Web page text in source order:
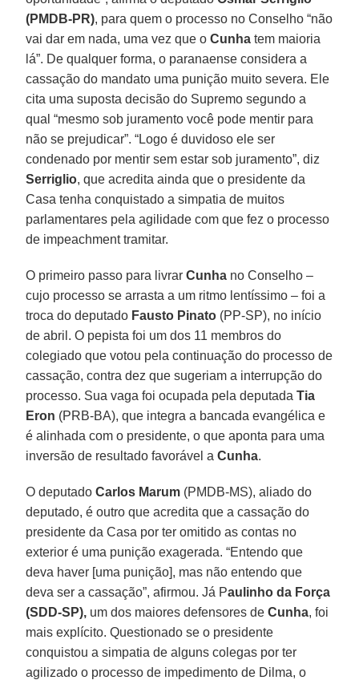
(PMDB-PR), para quem o processo no Conselho “não
vai dar em nada, uma vez que oCunha tem maioria
lá”. De qualquer forma, o paranaense considera a
cassação do mandato uma punição muito severa. Ele
cita uma suposta decisão do Supremo segundo a
qual “mesmo sob juramento você pode mentir para
não se prejudicar”. “Logo é duvidoso ele ser
condenado por mentir sem estar sob juramento”, diz
Serriglio, que acredita ainda que o presidente da
Casa tenha conquistado a simpatia de muitos
parlamentares pela agilidade com que fez o processo
de impeachment tramitar.
O primeiro passo para livrarCunha no Conselho –
cujo processo se arrasta a um ritmo lentíssimo – foi a
troca do deputado Fausto Pinato (PP-SP), no início
de abril. O pepista foi um dos 11 membros do
colegiado que votou pela continuação do processo de
cassação, contra dez que sugeriam a interrupção do
processo. Sua vaga foi ocupada pela deputadaTia
Eron (PRB-BA), que integra a bancada evangélica e
é alinhada com o presidente, o que aponta para uma
inversão de resultado favorável aCunha.
O deputadoCarlos Marum (PMDB-MS), aliado do
deputado, é outro que acredita que a cassação do
presidente da Casa por ter omitido as contas no
exterior é uma punição exagerada. “Entendo que
deva haver [uma punição], mas não entendo que
deva ser a cassação”, afirmou. Já Paulinho da Força
(SDD-SP), um dos maiores defensores deCunha, foi
mais explícito. Questionado se o presidente
conquistou a simpatia de alguns colegas por ter
agilizado o processo de impedimento de Dilma, o